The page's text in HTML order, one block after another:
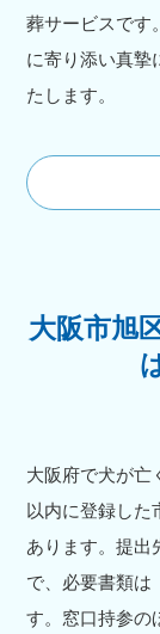
葬サービスです
に寄り添い真摯
たします。
大阪市旭
大阪府で犬が亡
以内に登録した
あります。提出
で、必要書類は
す。窓口持参の